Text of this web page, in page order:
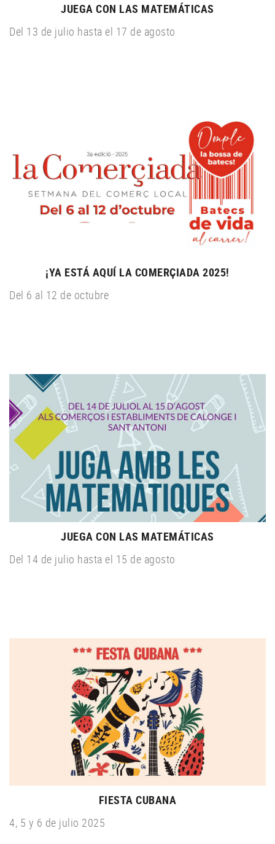
JUEGA CON LAS MATEMÁTICAS
Del 13 de julio hasta el 17 de agosto
¡YA ESTÁ AQUÍ LA COMERÇIADA 2025!
Del 6 al 12 de octubre
JUEGA CON LAS MATEMÁTICAS
Del 14 de julio hasta el 15 de agosto
FIESTA CUBANA
4, 5 y 6 de julio 2025